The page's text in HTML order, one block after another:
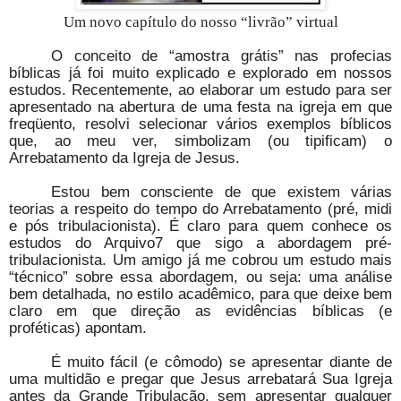
Um novo capítulo do nosso “livrão” virtual
O conceito de “amostra grátis” nas profecias
bíblicas já foi muito explicado e explorado em nossos
estudos. Recentemente, ao elaborar um estudo para ser
apresentado na abertura de uma festa na igreja em que
freqüento, resolvi selecionar vários exemplos bíblicos
que, ao meu ver, simbolizam (ou tipificam) o
Arrebatamento da Igreja de Jesus.
Estou bem consciente de que existem várias
teorias a respeito do tempo do Arrebatamento (pré, midi
e pós tribulacionista). É claro para quem conhece os
estudos do Arquivo7 que sigo a abordagem pré-
tribulacionista. Um amigo já me cobrou um estudo mais
“técnico” sobre essa abordagem, ou seja: uma análise
bem detalhada, no estilo acadêmico, para que deixe bem
claro em que direção as evidências bíblicas (e
proféticas) apontam.
É muito fácil (e cômodo) se apresentar diante de
uma multidão e pregar que Jesus arrebatará Sua Igreja
antes da Grande Tribulação, sem apresentar qualquer